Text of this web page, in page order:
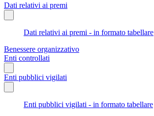
Dati relativi ai premi
Dati relativi ai premi - in formato tabellare
Benessere organizzativo
Enti controllati
Enti pubblici vigilati
Enti pubblici vigilati - in formato tabellare